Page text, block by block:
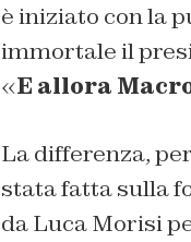
è iniziato con la
immortale il
«E allora
La differenza,
stata fatta sulla
da Luca Morisi